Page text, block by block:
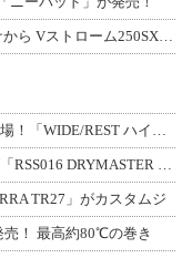
ゲル素材入りで快適＆足つき向上！ デイトナから Vストローム250SX用「快適ロ
バイクに積めるチェアにハイバックモデル登場！「WIDE/REST ハイバックチェ
アールエスタイチの新ライディングシューズ「RSS016 DRYMASTER スト
TR27」がカスタムジ
売！ 最高約80℃の巻き